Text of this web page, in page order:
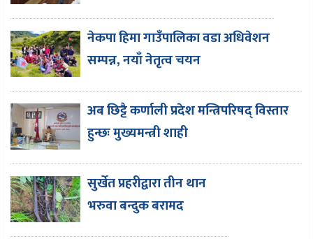
नेकपा हिमा गाउँपालिका वडा अधिवेशन
सम्पन्न, नयाँ नेतृत्व चयन
अब छिट्टै कर्णाली प्रदेश मन्त्रिपरिषद् विस्तार
हुन्छः मुख्यमन्त्री शाही
सुर्खेत प्रहरीद्वारा तीन थान
भरुवा बन्दुक बरामद